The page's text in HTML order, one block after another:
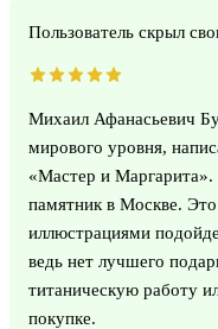
Пользователь скрыл
Михаил Афанасьевич
мирового уровня,
«Мастер и Маргарита».
памятник в Москве.
иллюстрациями
ведь нет лучшего
титаническую работу
покупке.